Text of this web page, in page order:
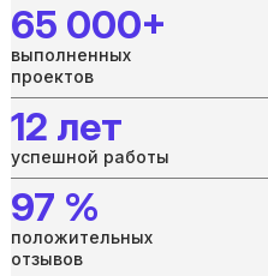
65 000+
выполненных
проектов
12 лет
успешной работы
97 %
положительных
отзывов